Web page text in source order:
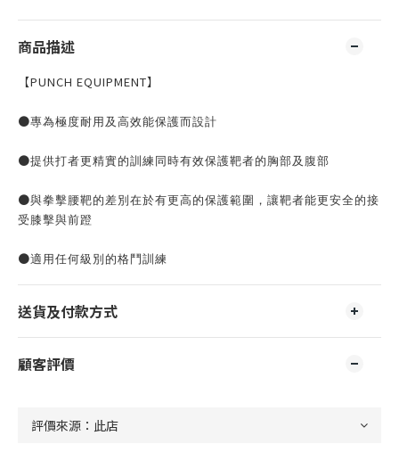
商品描述
【PUNCH EQUIPMENT】
●專為極度耐用及高效能保護而設計
●提供打者更精實的訓練同時有效保護靶者的胸部及腹部
●與拳擊腰靶的差別在於有更高的保護範圍，讓靶者能更安全的接
受膝擊與前蹬
●適用任何級別的格鬥訓練
送貨及付款方式
顧客評價